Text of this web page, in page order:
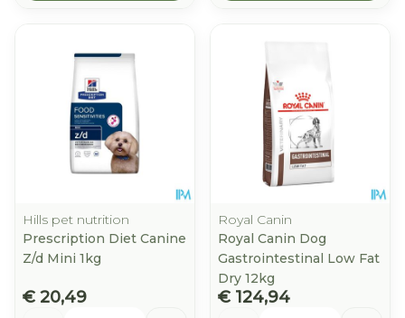
Hills pet nutrition
Prescription Diet Canine
Z/d Mini 1kg
€ 20,49
Royal Canin
Royal Canin Dog
Gastrointestinal Low Fat
Dry 12kg
€ 124,94